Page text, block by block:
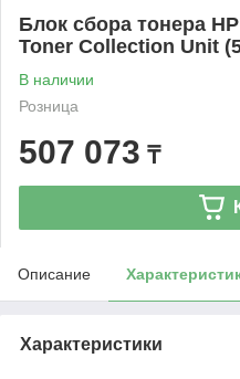
Блок сбора тонера
Toner Collection Unit
В наличии
Розница
507 073 ₸
Описание
Характеристики